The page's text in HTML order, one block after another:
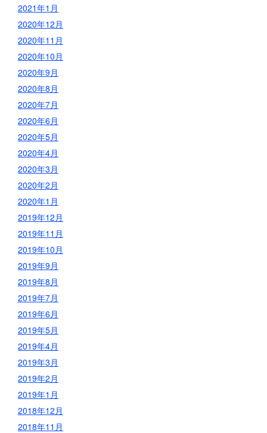
2021年1月
2020年12月
2020年11月
2020年10月
2020年9月
2020年8月
2020年7月
2020年6月
2020年5月
2020年4月
2020年3月
2020年2月
2020年1月
2019年12月
2019年11月
2019年10月
2019年9月
2019年8月
2019年7月
2019年6月
2019年5月
2019年4月
2019年3月
2019年2月
2019年1月
2018年12月
2018年11月